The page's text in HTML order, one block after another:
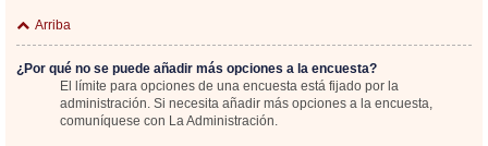
Arriba
¿Por qué no se puede añadir más opciones a la encuesta?
El límite para opciones de una encuesta está fijado por la
administración. Si necesita añadir más opciones a la encuesta,
comuníquese con La Administración.